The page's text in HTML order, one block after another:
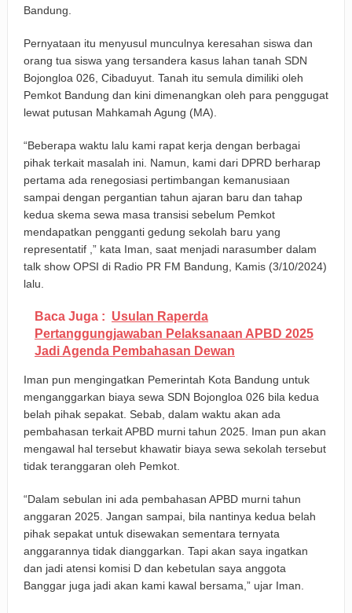
Bandung.
Pernyataan itu menyusul munculnya keresahan siswa dan
orang tua siswa yang tersandera kasus lahan tanah SDN
Bojongloa 026, Cibaduyut. Tanah itu semula dimiliki oleh
Pemkot Bandung dan kini dimenangkan oleh para penggugat
lewat putusan Mahkamah Agung (MA).
“Beberapa waktu lalu kami rapat kerja dengan berbagai
pihak terkait masalah ini. Namun, kami dari DPRD berharap
pertama ada renegosiasi pertimbangan kemanusiaan
sampai dengan pergantian tahun ajaran baru dan tahap
kedua skema sewa masa transisi sebelum Pemkot
mendapatkan pengganti gedung sekolah baru yang
representatif ,” kata Iman, saat menjadi narasumber dalam
talk show OPSI di Radio PR FM Bandung, Kamis (3/10/2024)
lalu.
Baca Juga : Usulan Raperda
Pertanggungjawaban Pelaksanaan APBD 2025
Jadi Agenda Pembahasan Dewan
Iman pun mengingatkan Pemerintah Kota Bandung untuk
menganggarkan biaya sewa SDN Bojongloa 026 bila kedua
belah pihak sepakat. Sebab, dalam waktu akan ada
pembahasan terkait APBD murni tahun 2025. Iman pun akan
mengawal hal tersebut khawatir biaya sewa sekolah tersebut
tidak teranggaran oleh Pemkot.
“Dalam sebulan ini ada pembahasan APBD murni tahun
anggaran 2025. Jangan sampai, bila nantinya kedua belah
pihak sepakat untuk disewakan sementara ternyata
anggarannya tidak dianggarkan. Tapi akan saya ingatkan
dan jadi atensi komisi D dan kebetulan saya anggota
Banggar juga jadi akan kami kawal bersama,” ujar Iman.